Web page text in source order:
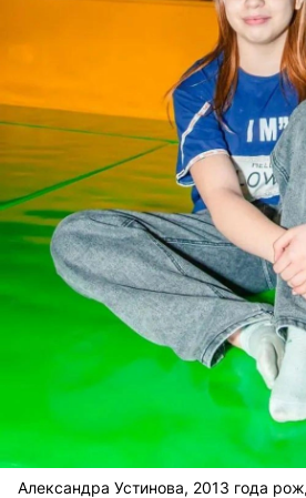
Александра Устинова, 2013 года